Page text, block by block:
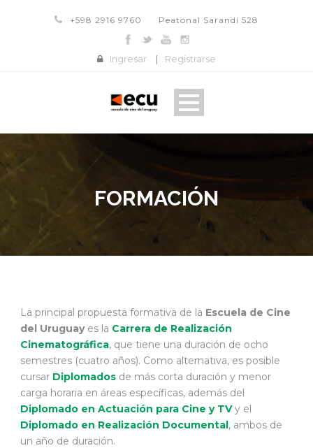
+598 2916 9760 Peatonal Sarandí 528
Ingresar | Registrarse
FORMACIÓN
La principal propuesta formativa de la Escuela de Cine
del Uruguayes la Carrera de Realización
Cinematográfica, que tiene una duración de ocho
semestres (cuatro años). Como alternativa, es posible
cursar Diplomados de más corta duración y menor
carga horaria en áreas específicas, además del
Diplomado en Actuación para Cine y TVy el
Diplomado en Realización Documental, ambos de
un año de duración.